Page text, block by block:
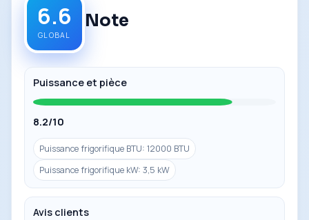
6.6
GLOBAL
Note
Puissance et pièce
8.2/10
Puissance frigorifique BTU: 12000 BTU
Puissance frigorifique kW: 3,5 kW
Avis clients